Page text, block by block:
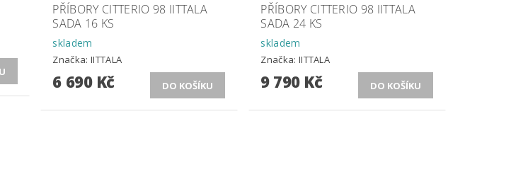
PŘÍBORY CITTERIO 98 IITTALA
SADA 16 KS
skladem
Značka:IITTALA
6 690 Kč
PŘÍBORY CITTERIO 98 IITTALA
SADA 24 KS
skladem
Značka: IITTALA
9 790 Kč